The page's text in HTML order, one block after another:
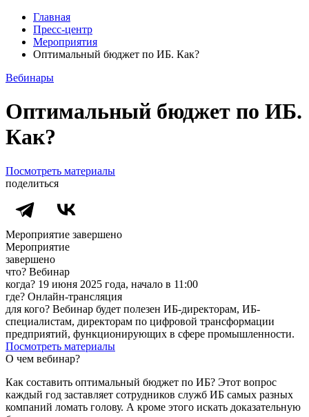
Главная
Пресс-центр
Мероприятия
Оптимальный бюджет по ИБ. Как?
Вебинары
Оптимальный бюджет по ИБ.
Как?
Посмотреть материалы
поделиться
Мероприятие завершено
Мероприятие
завершено
что? Вебинар
когда? 19 июня 2025 года, начало в 11:00
где? Онлайн-трансляция
для кого? Вебинар будет полезен ИБ-директорам, ИБ-
специалистам, директорам по цифровой трансформации
предприятий, функционирующих в сфере промышленности.
Посмотреть материалы
О чем вебинар?
Как составить оптимальный бюджет по ИБ? Этот вопрос
каждый год заставляет сотрудников служб ИБ самых разных
компаний ломать голову. А кроме этого искать доказательную